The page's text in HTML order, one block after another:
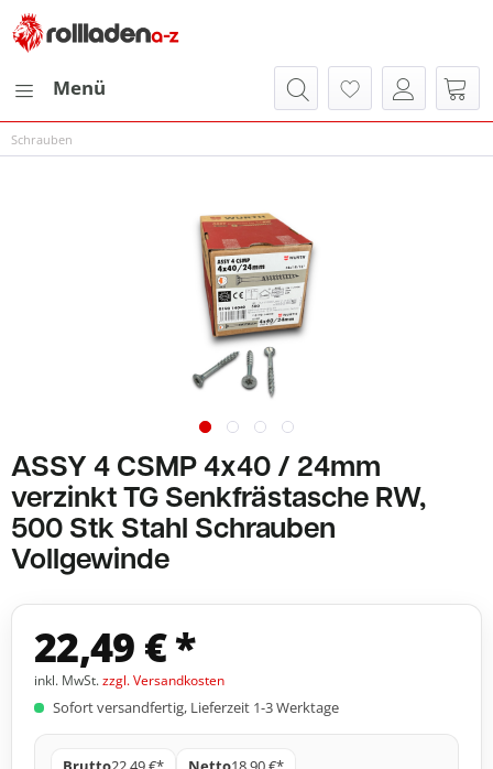
Menü
Schrauben
ASSY 4 CSMP 4x40 / 24mm
verzinkt TG Senkfrästasche RW,
500 Stk Stahl Schrauben
Vollgewinde
22,49 € *
inkl. MwSt.zzgl. Versandkosten
Sofort versandfertig, Lieferzeit 1-3 Werktage